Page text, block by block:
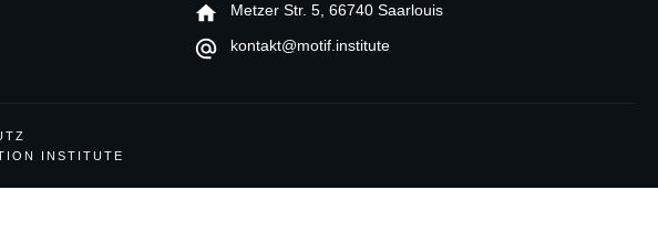
Metzer Str. 5, 66740 Saarlouis
kontakt@motif.institute
INSTITUTE